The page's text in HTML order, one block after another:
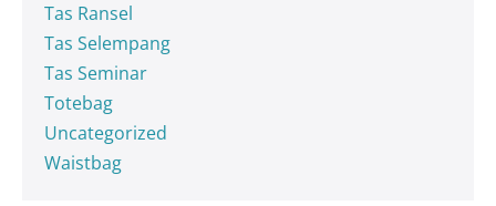
Tas Ransel
Tas Selempang
Tas Seminar
Totebag
Uncategorized
Waistbag